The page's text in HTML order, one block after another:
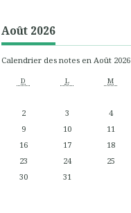
Août 2026
Calendrier des notes en Août 2026
D L M
2
3 4
9
10 11
16
17 18
23
24 25
30
31